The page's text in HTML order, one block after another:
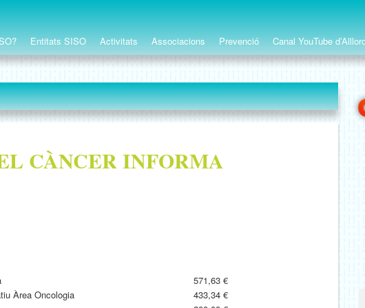
Entitats SISO Activitats Associacions Prevenció Canal YouTube
CÀNCER INFORMA
571,63 €
Àrea Oncologia
433,34 €